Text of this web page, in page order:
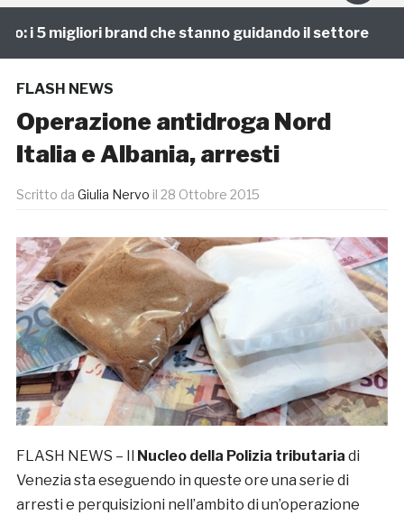
i 5 migliori brand che stanno guidando il settore
FLASH NEWS
Operazione antidroga Nord
Italia e Albania, arresti
Scritto da Giulia Nervo il 28 Ottobre 2015
FLASH NEWS – Il Nucleo della Polizia tributaria di
Venezia sta eseguendo in queste ore una serie di
arresti e perquisizioni nell’ambito di un’operazione